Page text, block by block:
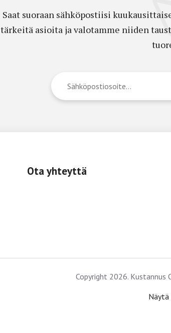
Saat suoraan sähköpostiisi
tärkeitä asioita ja valotamme niiden
Ota yhteyttä
Copyright 2026. Kustannus